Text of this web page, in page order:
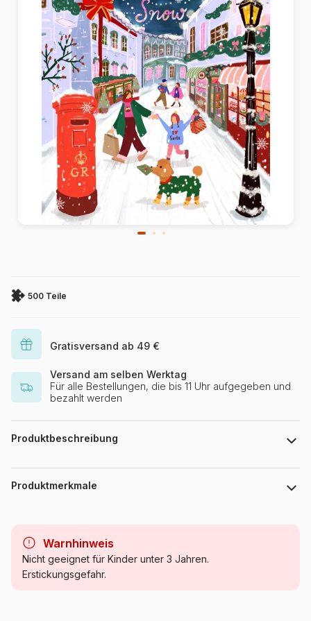
500 Teile
Gratisversand ab 49 €
Versand am selben Werktag
Für alle Bestellungen, die bis 11 Uhr aufgegeben und
bezahlt werden
Produktbeschreibung
Lack Studio
Produktmerkmale
Kategorie Puzzle Weihnachten
Warnhinweis
Nicht geeignet für Kinder unter 3 Jahren.
Erstickungsgefahr.